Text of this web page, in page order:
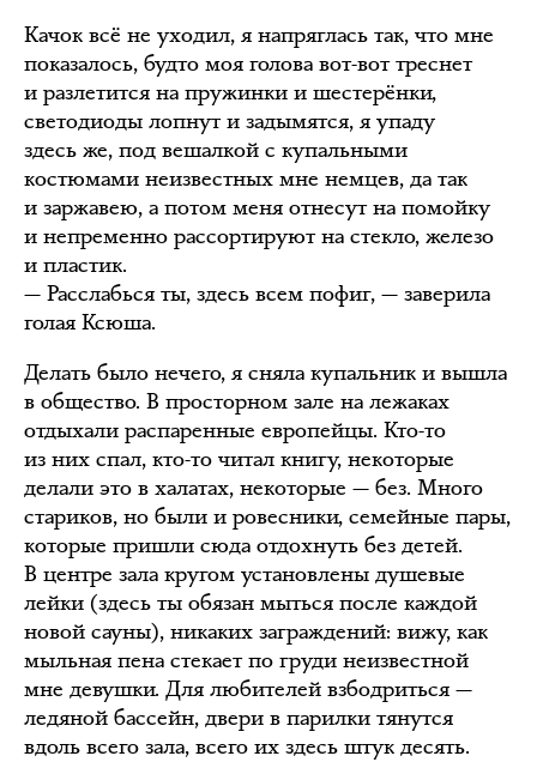
Качок всё не уходил, я напряглась так, что мне
показалось, будто моя голова вот-вот треснет
и разлетится на пружинки и шестерёнки,
светодиоды лопнут и задымятся, я упаду
здесь же, под вешалкой с купальными
костюмами неизвестных мне немцев, да так
и заржавею, а потом меня отнесут на помойку
и непременно рассортируют на стекло, железо
и пластик.
— Расслабься ты, здесь всем пофиг, — заверила
голая Ксюша.
Делать было нечего, я сняла купальник и вышла
в общество. В просторном зале на лежаках
отдыхали распаренные европейцы. Кто-то
из них спал, кто-то читал книгу, некоторые
делали это в халатах, некоторые — без. Много
стариков, но были и ровесники, семейные пары,
которые пришли сюда отдохнуть без детей.
В центре зала кругом установлены душевые
лейки (здесь ты обязан мыться после каждой
новой сауны), никаких заграждений: вижу, как
мыльная пена стекает по груди неизвестной
мне девушки. Для любителей взбодриться —
ледяной бассейн, двери в парилки тянутся
вдоль всего зала, всего их здесь штук десять.